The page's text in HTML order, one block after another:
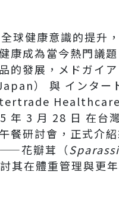
球健康意識的提升
康成為當今熱門議
的發展，メドガイ
） 與 インター
年 3 月 28 日 在台
餐研討會，正式介
花瓣茸（
其在體重管理與更